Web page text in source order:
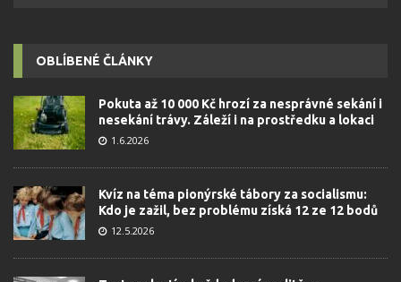
OBLÍBENÉ ČLÁNKY
Pokuta až 10 000 Kč hrozí za nesprávné sekání i
nesekání trávy. Záleží i na prostředku a lokaci
1.6.2026
Kvíz na téma pionýrské tábory za socialismu:
Kdo je zažil, bez problému získá 12 ze 12 bodů
12.5.2026